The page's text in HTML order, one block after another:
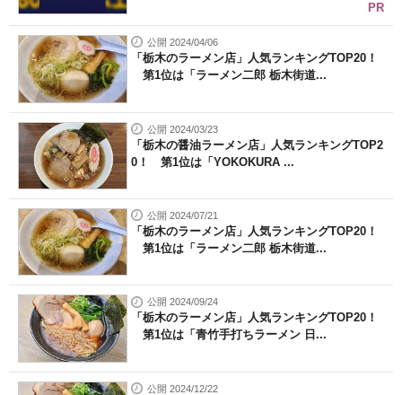
PR
公開 2024/04/06
「栃木のラーメン店」人気ランキングTOP20！
第1位は「ラーメン二郎 栃木街道...
公開 2024/03/23
「栃木の醤油ラーメン店」人気ランキングTOP2
0！ 第1位は「YOKOKURA ...
公開 2024/07/21
「栃木のラーメン店」人気ランキングTOP20！
第1位は「ラーメン二郎 栃木街道...
公開 2024/09/24
「栃木のラーメン店」人気ランキングTOP20！
第1位は「青竹手打ちラーメン 日...
公開 2024/12/22